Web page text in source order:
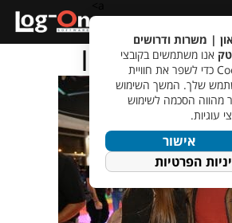
| משרות ודרושים
אנו משתמשים בקובצי
Cookie כדי לשפר את חוויית
שלך. המשך השימוש
מהווה הסכמה לשימוש
עוגיות.
אישור
הפרטיות